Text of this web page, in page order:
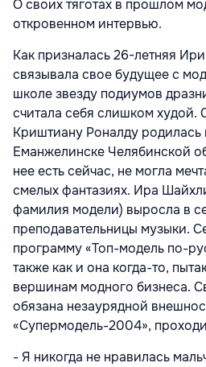
О своих тяготах в прошлом
откровенном интервью.
Как призналась 26-летняя
связывала свое будущее с
школе звезду подиумов
считала себя слишком худой.
Криштиану Роналду родилась
Еманжелинске Челябинской
нее есть сейчас, не могла
смелых фантазиях. Ира
фамилия модели) выросла в
преподавательницы музыки.
программу «Топ-модель по-
также как и она когда-то,
вершинам модного бизнеса.
обязана незаурядной
«Супермодель-2004»,
- Я никогда не нравилась